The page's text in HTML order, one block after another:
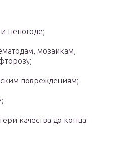
непогоде;
мозаикам,
повреждениям;
качества до конца